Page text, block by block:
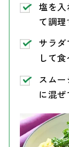
塩を入
て調理
サラダ
して食
スム
に混